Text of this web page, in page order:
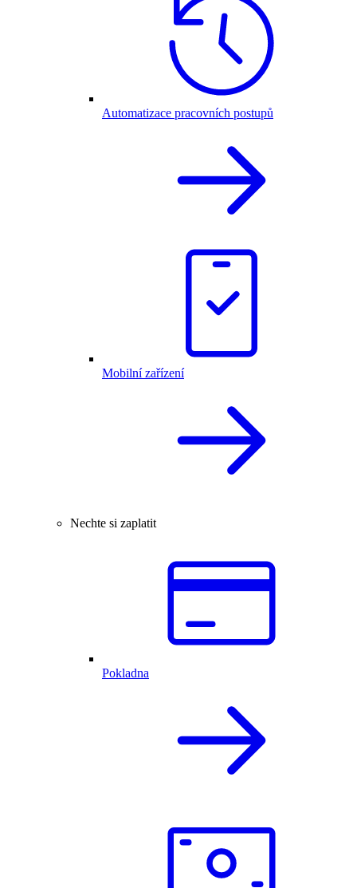
Automatizace pracovních postupů
Mobilní zařízení
Nechte si zaplatit
Pokladna